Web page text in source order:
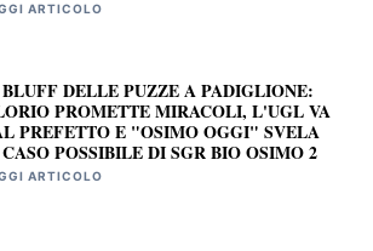
ARTICOLO
DELLE PUZZE A PADIGLIONE:
PROMETTE MIRACOLI, L'UGL VA
PREFETTO E "OSIMO OGGI" SVELA
POSSIBILE DI SGR BIO OSIMO 2
ARTICOLO